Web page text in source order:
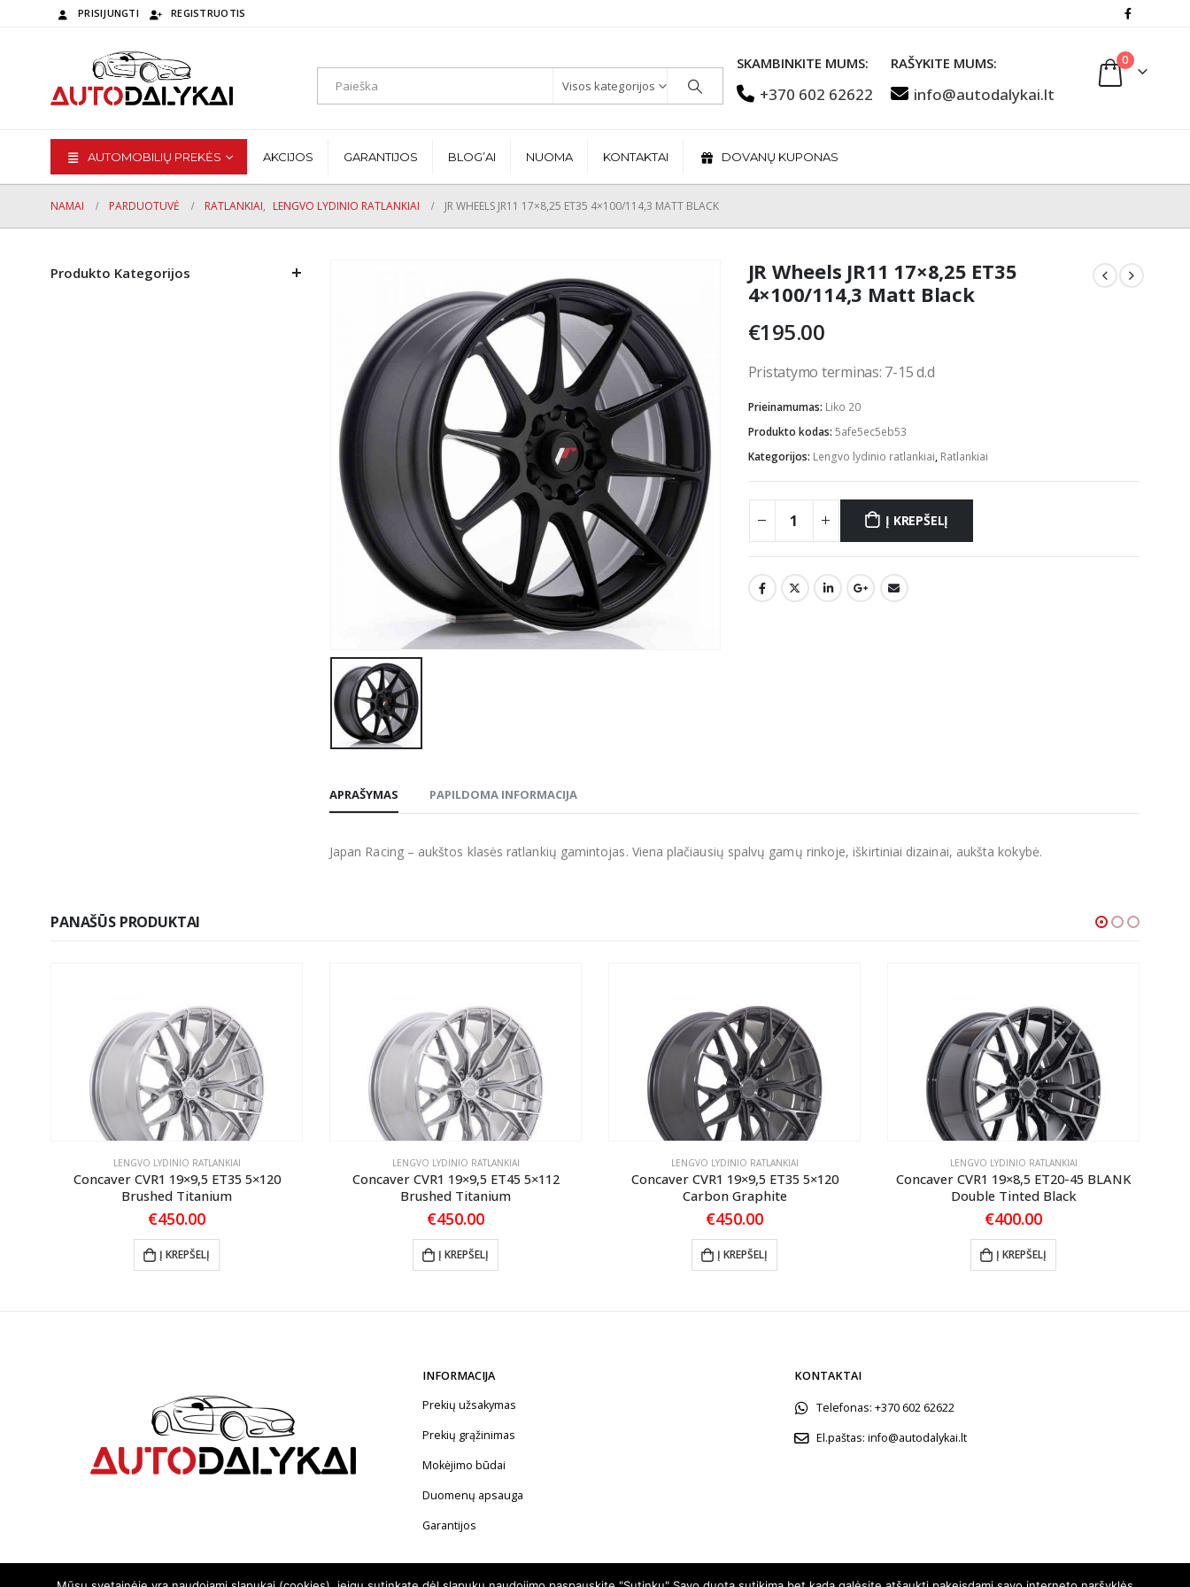
PRISIJUNGTI REGISTRUOTIS
Visos kategorijos
SKAMBINKITE MUMS:
+370 602 62622
RAŠYKITE MUMS:
info@autodalykai.lt
0
AUTOMOBILIŲ PREKĖS AKCIJOS GARANTIJOS BLOG’AI NUOMA KONTAKTAI DOVANŲ KUPONAS
NAMAI PARDUOTUVĖ RATLANKIAI, LENGVO LYDINIO RATLANKIAI JR WHEELS JR11 17×8,25 ET35 4×100/114,3 MATT BLACK
JR Wheels JR11 17×8,25 ET35
4×100/114,3 Matt Black
€195.00
Pristatymo terminas: 7-15 d.d
Prieinamumas: Liko 20
Produkto kodas: 5afe5ec5eb53
Kategorijos: Lengvo lydinio ratlankiai, Ratlankiai
Į KREPŠELĮ
APRAŠYMAS PAPILDOMA INFORMACIJA
Japan Racing – aukštos klasės ratlankių gamintojas. Viena plačiausių spalvų gamų rinkoje, iškirtiniai dizainai, aukšta kokybė.
Produkto Kategorijos
PANAŠŪS PRODUKTAI
LENGVO LYDINIO RATLANKIAI
Concaver CVR1 19×9,5 ET35 5×120
Brushed Titanium
€450.00
Į KREPŠELĮ
LENGVO LYDINIO RATLANKIAI
Concaver CVR1 19×9,5 ET45 5×112
Brushed Titanium
€450.00
Į KREPŠELĮ
LENGVO LYDINIO RATLANKIAI
Concaver CVR1 19×9,5 ET35 5×120
Carbon Graphite
€450.00
Į KREPŠELĮ
LENGVO LYDINIO RATLANKIAI
Concaver CVR1 19×8,5 ET20-45 BLANK
Double Tinted Black
€400.00
Į KREPŠELĮ
INFORMACIJA
Prekių užsakymas
Prekių grąžinimas
Mokėjimo būdai
Duomenų apsauga
Garantijos
KONTAKTAI
Telefonas: +370 602 62622
El.paštas: info@autodalykai.lt